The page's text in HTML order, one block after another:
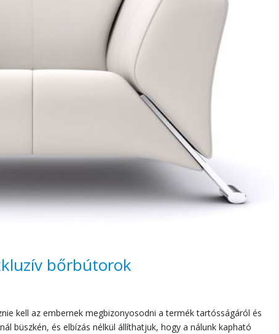
bőrbútorok
kell az embernek megbizonyosodni a termék tartósságáról és
büszkén, és elbízás nélkül állíthatjuk, hogy a nálunk kapható